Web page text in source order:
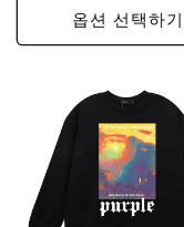
옵션 선택하기